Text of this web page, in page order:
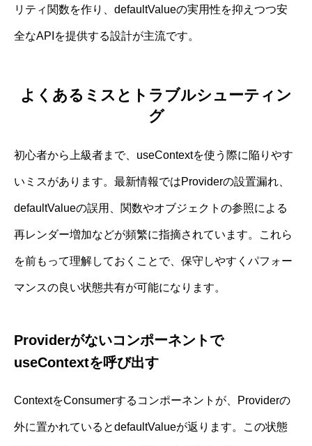
リティ関数を作り、defaultValueの実用性を抑えつつ安
全なAPIを提供する設計が主流です。
よくあるミスとトラブルシューティン
グ
初心者から上級者まで、useContextを使う際に陥りやす
いミスがあります。最新情報ではProviderの設置漏れ、
defaultValueの誤用、関数やオブジェクトの参照による
再レンダー増加などが頻繁に指摘されています。これら
を前もって理解しておくことで、保守しやすくパフォー
マンスの良い状態共有が可能になります。
Providerがないコンポーネントで
useContextを呼び出す
ContextをConsumerするコンポーネントが、Providerの
外に置かれているとdefaultValueが返ります。この状態